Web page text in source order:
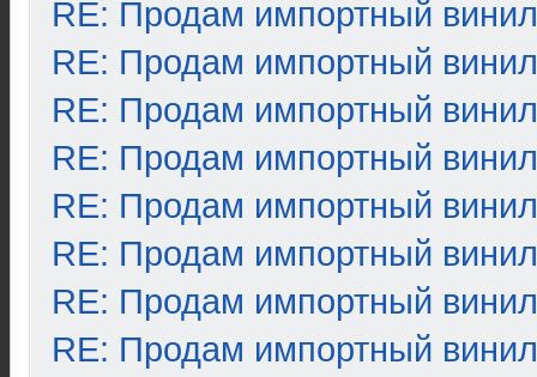
RE: Продам импортный винил
RE: Продам импортный винил
RE: Продам импортный винил
RE: Продам импортный винил
RE: Продам импортный винил
RE: Продам импортный винил
RE: Продам импортный винил
RE: Продам импортный винил